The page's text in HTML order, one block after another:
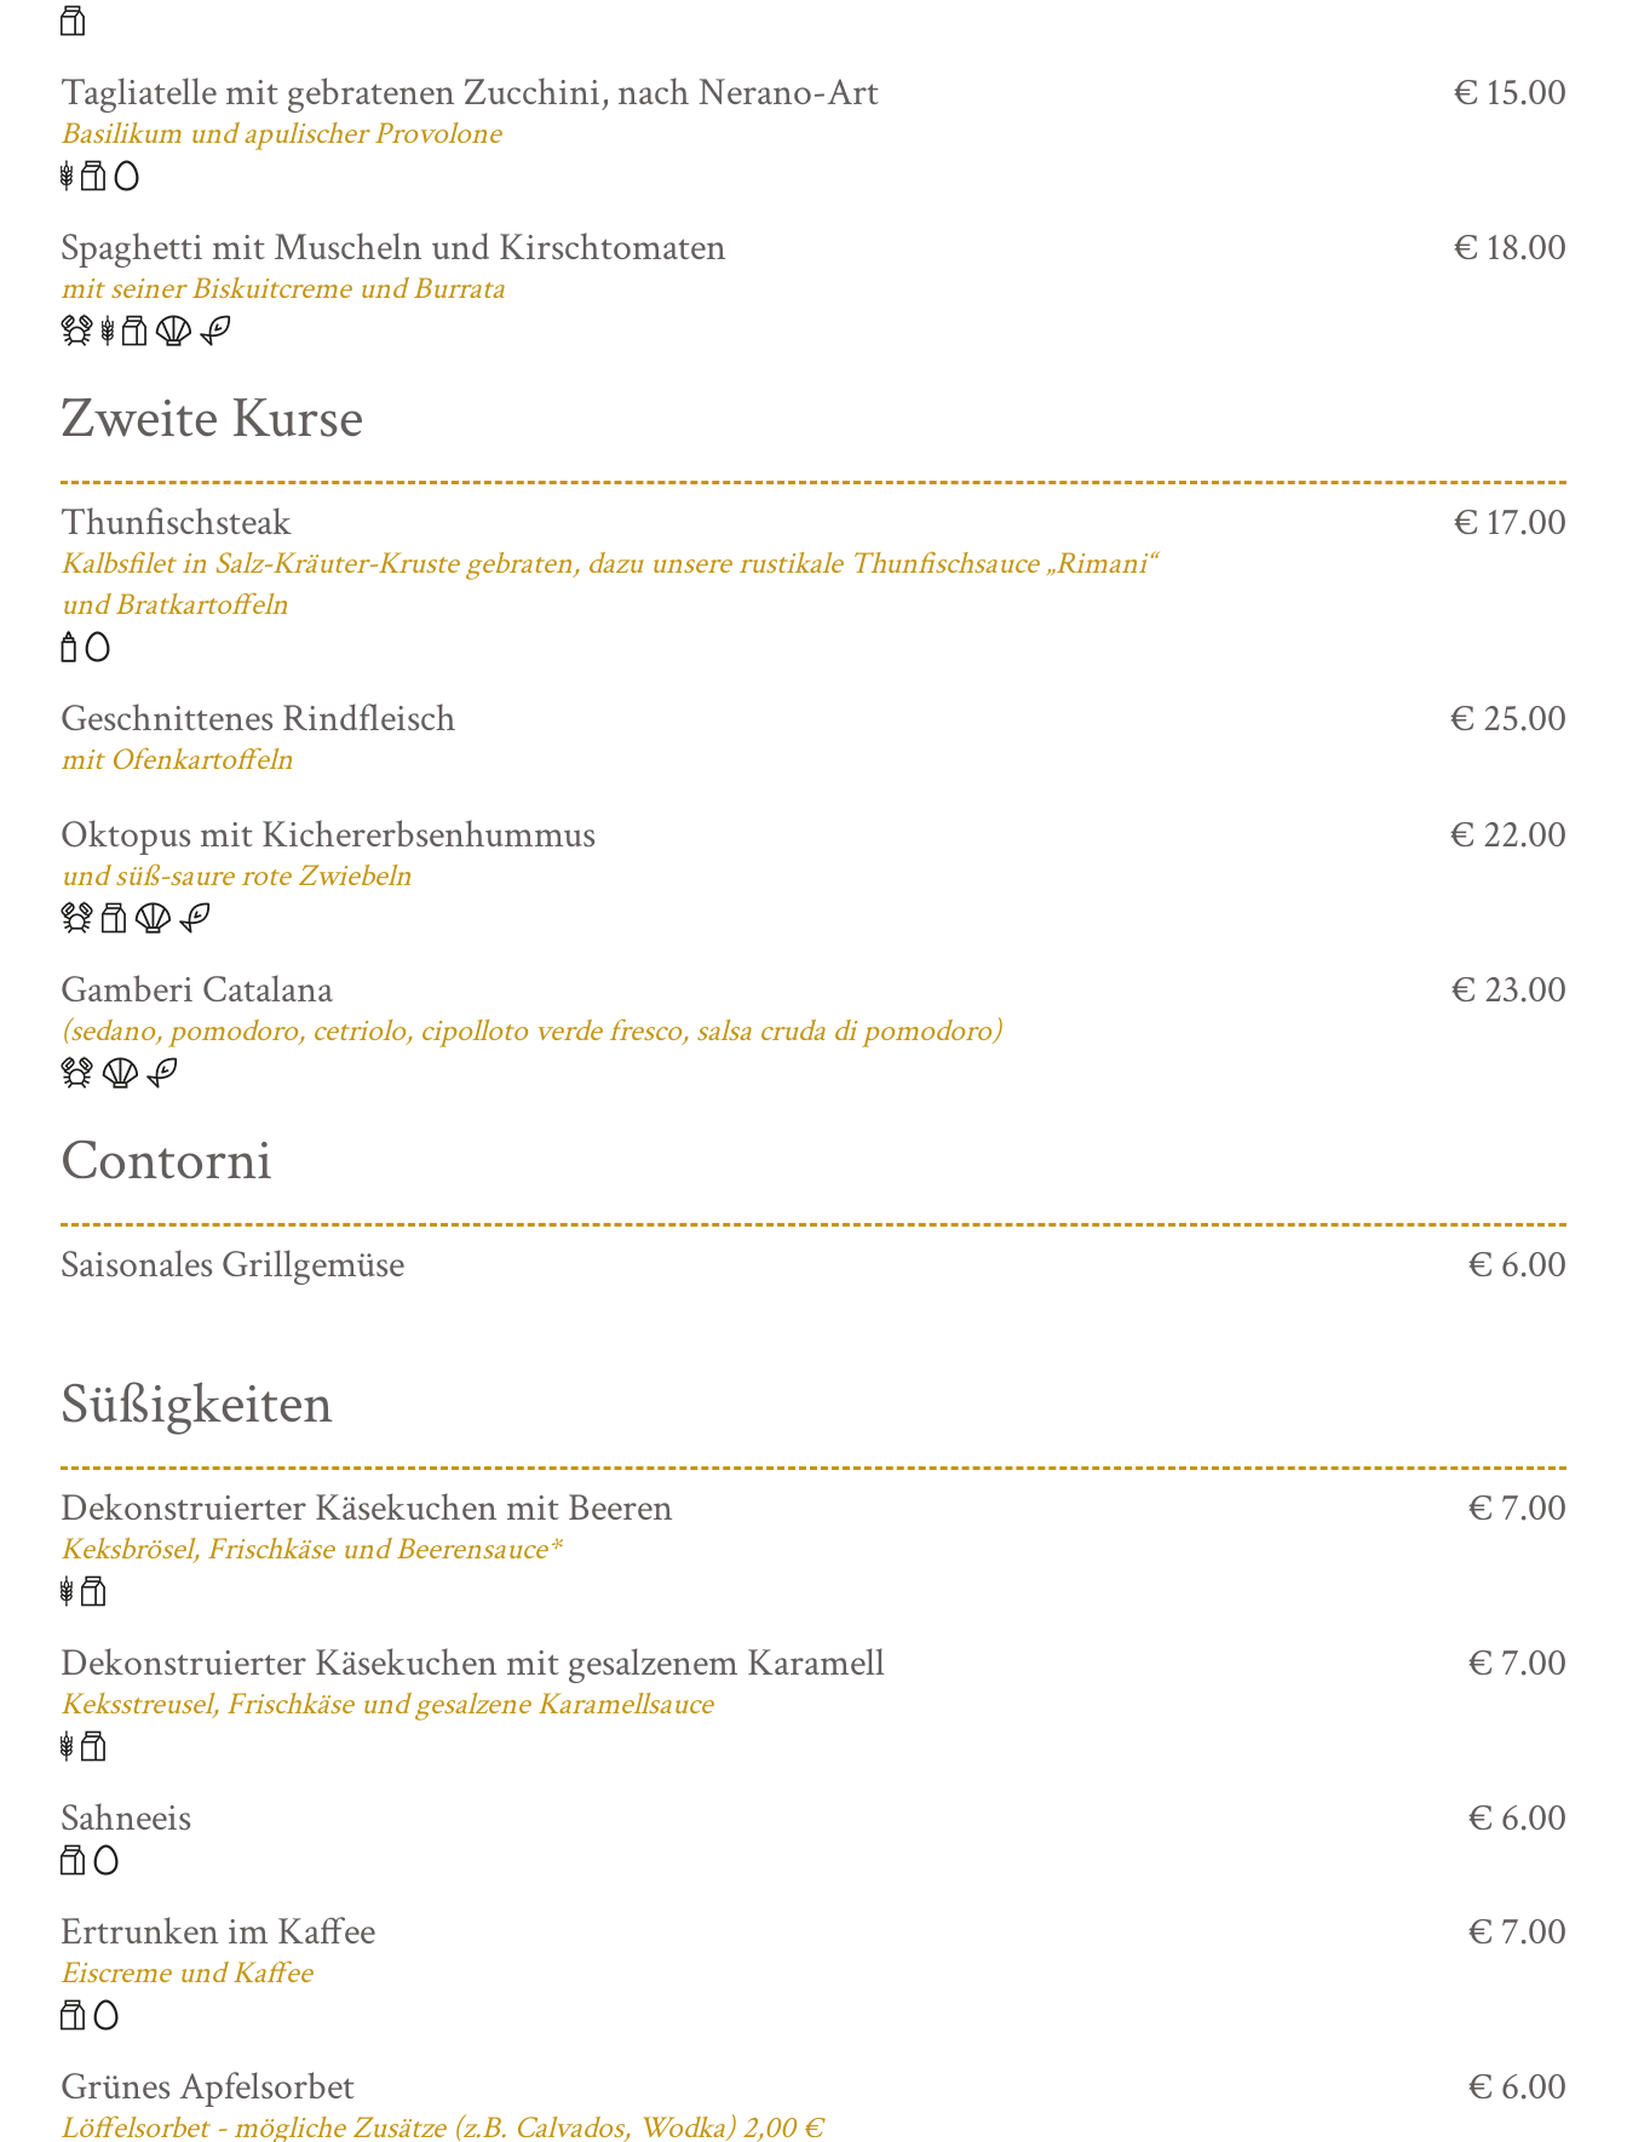
Tagliatelle mit gebratenen Zucchini, nach Nerano-Art
Basilikum und apulischer Provolone
€ 15.00
Spaghetti mit Muscheln und Kirschtomaten
mit seiner Biskuitcreme und Burrata
€ 18.00
Zweite Kurse
Thunfischsteak
Kalbsfilet in Salz-Kräuter-Kruste gebraten, dazu unsere rustikale Thunfischsauce „Rimani“
und Bratkartoffeln
€ 17.00
Geschnittenes Rindfleisch
mit Ofenkartoffeln
€ 25.00
Oktopus mit Kichererbsenhummus
und süß-saure rote Zwiebeln
€ 22.00
Gamberi Catalana
(sedano, pomodoro, cetriolo, cipolloto verde fresco, salsa cruda di pomodoro)
€ 23.00
Contorni
Saisonales Grillgemüse € 6.00
Süßigkeiten
Dekonstruierter Käsekuchen mit Beeren
Keksbrösel, Frischkäse und Beerensauce*
€ 7.00
Dekonstruierter Käsekuchen mit gesalzenem Karamell
Keksstreusel, Frischkäse und gesalzene Karamellsauce
€ 7.00
Sahneeis € 6.00
Ertrunken im Kaffee
Eiscreme und Kaffee
€ 7.00
Grünes Apfelsorbet
Löffelsorbet - mögliche Zusätze (z.B. Calvados, Wodka) 2,00 €
€ 6.00